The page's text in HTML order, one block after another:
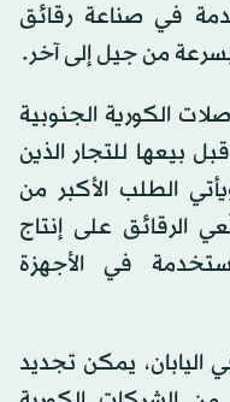
في صناعة رقائق
بسرعة من جيل إلى آخر.
الكورية الجنوبية
بيعها للتجار الذين
الطلب الأكبر من
الرقائق على إنتاج
في الأجهزة
يمكن تجديد